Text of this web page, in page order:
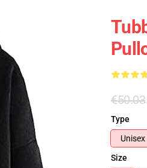
€50.03
Type
Unisex
Size